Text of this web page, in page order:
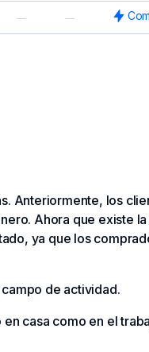
Anteriormente, los
Ahora que existe
ya que los
de actividad.
casa como en el